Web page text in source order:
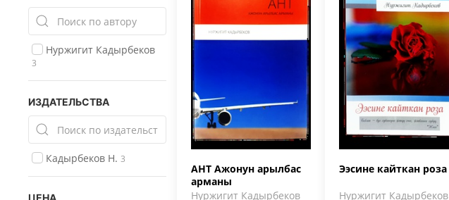
Нуржигит Кадырбеков
3
ИЗДАТЕЛЬСТВА
Кадырбеков Н. 3
ЦЕНА
АНТ Ажонун арылбас
арманы
Нуржигит Кадырбеков
Ээсине кайткан роза
Нуржигит Кадырбеков